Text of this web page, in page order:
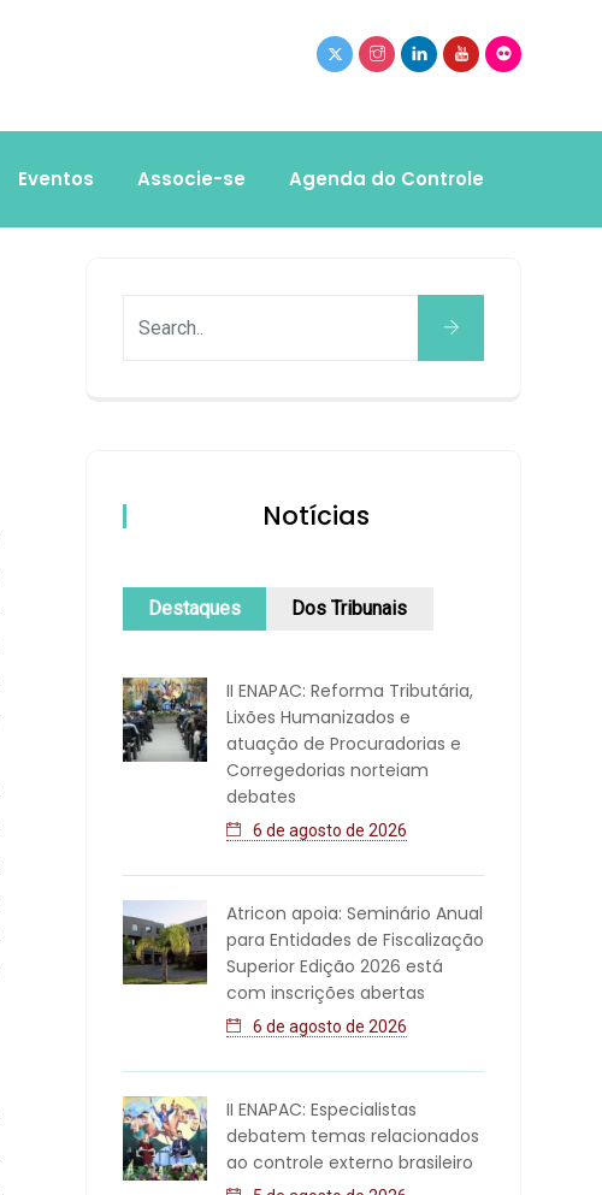
Eventos Associe-se Agenda do Controle
Notícias
Destaques Dos Tribunais
II ENAPAC: Reforma Tributária,
Lixões Humanizados e
atuação de Procuradorias e
Corregedorias norteiam
debates
6 de agosto de 2026
Atricon apoia: Seminário Anual
para Entidades de Fiscalização
Superior Edição 2026 está
com inscrições abertas
6 de agosto de 2026
II ENAPAC: Especialistas
debatem temas relacionados
ao controle externo brasileiro